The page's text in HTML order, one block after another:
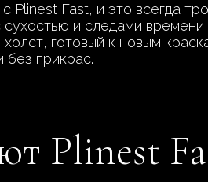
Fast, и это всегда
и следами
готовый к новым
без прикрас.
Plinest